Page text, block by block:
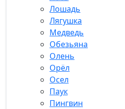
Лошадь
Лягушка
Медведь
Обезьяна
Олень
Орёл
Осел
Паук
Пингвин